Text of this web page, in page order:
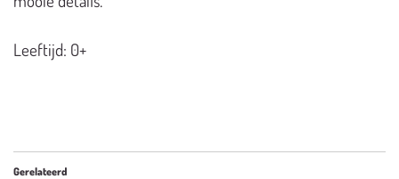
Leeftijd: 0+
Gerelateerd